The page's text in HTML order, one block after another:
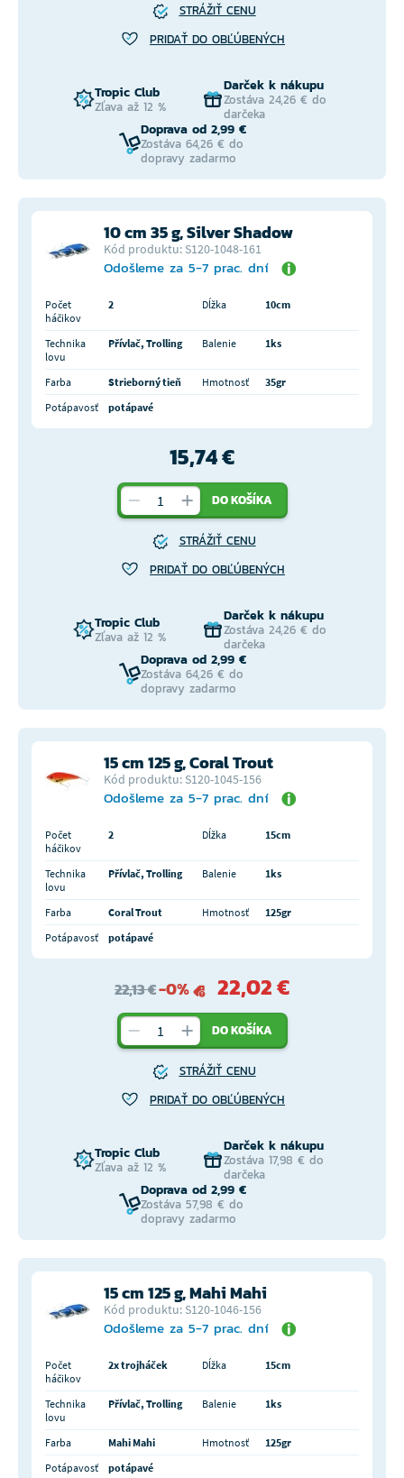
STRÁŽIŤ CENU
PRIDAŤ DO OBĽÚBENÝCH
Tropic Club
Zľava až 12 %
Darček k nákupu
Zostáva 24,26 € do
darčeka
Doprava od 2,99 €
Zostáva 64,26 € do
dopravy zadarmo
10 cm 35 g, Silver Shadow
Kód produktu: S120-1048-161
Odošleme za 5-7 prac. dní
Počet
háčikov
2 Dĺžka 10cm
Technika
lovu
Přívlač, Trolling Balenie 1ks
Farba Strieborný tieň Hmotnosť
35gr
Potápavosť
potápavé
15,74 €
DO KOŠÍKA
STRÁŽIŤ CENU
PRIDAŤ DO OBĽÚBENÝCH
Tropic Club
Zľava až 12 %
Darček k nákupu
Zostáva 24,26 € do
darčeka
Doprava od 2,99 €
Zostáva 64,26 € do
dopravy zadarmo
15 cm 125 g, Coral Trout
Kód produktu: S120-1045-156
Odošleme za 5-7 prac. dní
Počet
háčikov
2 Dĺžka 15cm
Technika
lovu
Přívlač, Trolling Balenie 1ks
Farba Coral Trout Hmotnosť
125gr
Potápavosť
potápavé
22,13 €-0% 22,02 €
DO KOŠÍKA
STRÁŽIŤ CENU
PRIDAŤ DO OBĽÚBENÝCH
Tropic Club
Zľava až 12 %
Darček k nákupu
Zostáva 17,98 € do
darčeka
Doprava od 2,99 €
Zostáva 57,98 € do
dopravy zadarmo
15 cm 125 g, Mahi Mahi
Kód produktu: S120-1046-156
Odošleme za 5-7 prac. dní
Počet
háčikov
2x trojháček Dĺžka 15cm
Technika
lovu
Přívlač, Trolling Balenie 1ks
Farba Mahi Mahi Hmotnosť
125gr
Potápavosť
potápavé